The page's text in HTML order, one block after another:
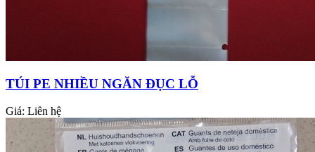
TÚI PE NHIỀU NGĂN ĐỤC LỖ
Giá: Liên hệ